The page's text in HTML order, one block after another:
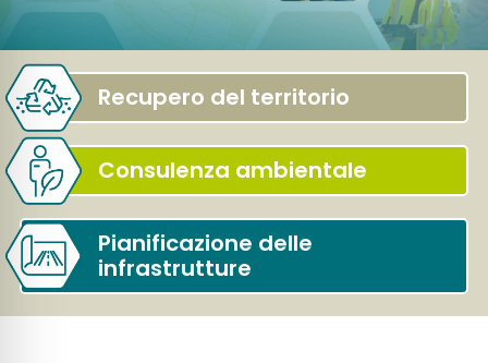
Recupero del territorio
Consulenza ambientale
Pianificazione delle
infrastrutture